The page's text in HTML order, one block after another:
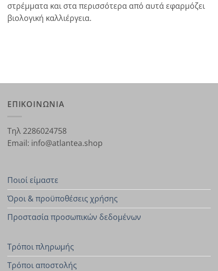
στρέμματα και στα περισσότερα από αυτά εφαρμόζει
βιολογική καλλιέργεια.
ΕΠΙΚΟΙΝΩΝΙΑ
Τηλ 2286024758
Email: info@atlantea.shop
Ποιοί είμαστε
Όροι & προϋποθέσεις χρήσης
Προστασία προσωπικών δεδομένων
Τρόποι πληρωμής
Τρόποι αποστολής